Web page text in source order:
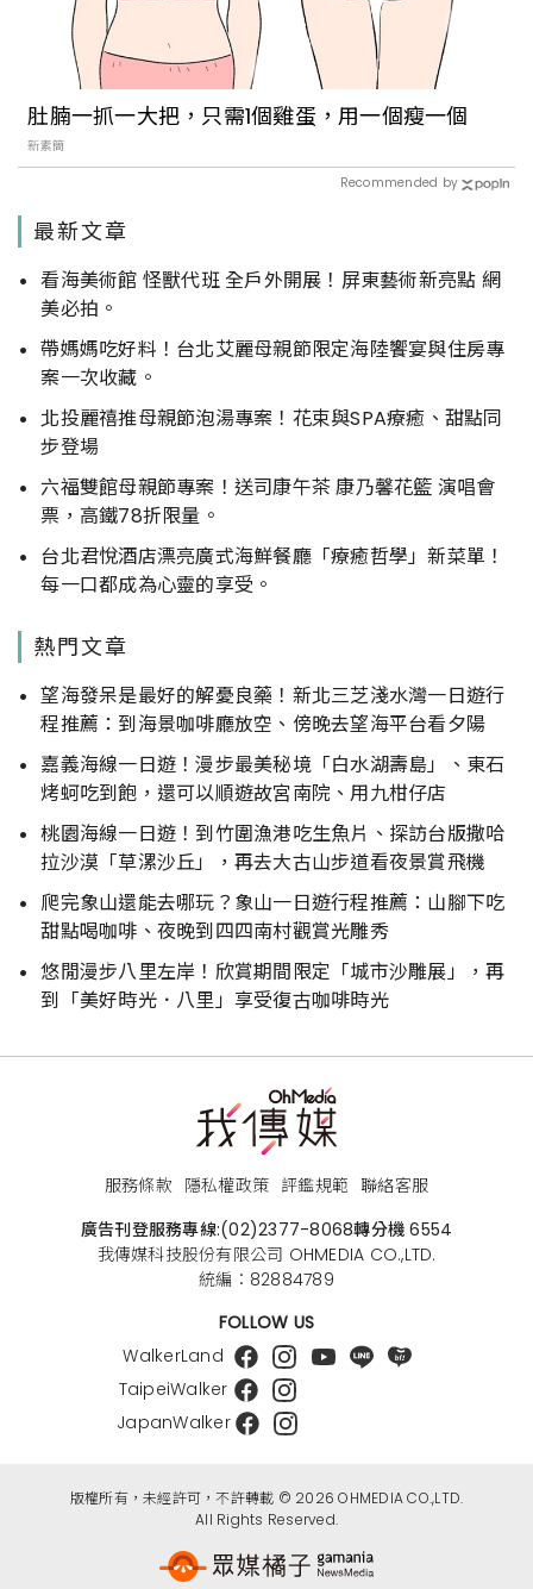
肚腩一抓一大把，只需1個雞蛋，用一個瘦一個
新素簡
Recommended by
最新文章
看海美術館 怪獸代班 全戶外開展！屏東藝術新亮點 網
美必拍。
帶媽媽吃好料！台北艾麗母親節限定海陸饗宴與住房專
案一次收藏。
北投麗禧推母親節泡湯專案！花束與SPA療癒、甜點同
步登場
六福雙館母親節專案！送司康午茶 康乃馨花籃 演唱會
票，高鐵78折限量。
台北君悅酒店漂亮廣式海鮮餐廳「療癒哲學」新菜單！
每一口都成為心靈的享受。
熱門文章
望海發呆是最好的解憂良藥！新北三芝淺水灣一日遊行
程推薦：到海景咖啡廳放空、傍晚去望海平台看夕陽
嘉義海線一日遊！漫步最美秘境「白水湖壽島」、東石
烤蚵吃到飽，還可以順遊故宮南院、用九柑仔店
桃園海線一日遊！到竹圍漁港吃生魚片、探訪台版撒哈
拉沙漠「草漯沙丘」，再去大古山步道看夜景賞飛機
爬完象山還能去哪玩？象山一日遊行程推薦：山腳下吃
甜點喝咖啡、夜晚到四四南村觀賞光雕秀
悠閒漫步八里左岸！欣賞期間限定「城市沙雕展」，再
到「美好時光．八里」享受復古咖啡時光
服務條款 隱私權政策 評鑑規範 聯絡客服
廣告刊登服務專線:(02)2377-8068轉分機 6554
我傳媒科技股份有限公司 OHMEDIA CO.,LTD.
統編：82884789
FOLLOW US
WalkerLand
TaipeiWalker
JapanWalker
版權所有，未經許可，不許轉載 © 2026 OHMEDIA CO.,LTD.
All Rights Reserved.